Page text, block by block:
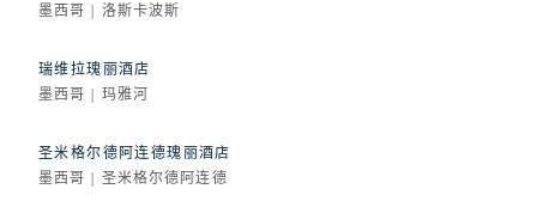
墨西哥 | 洛斯卡波斯
瑞维拉瑰丽酒店
墨西哥 | 玛雅河
圣米格尔德阿连德瑰丽酒店
墨西哥 | 圣米格尔德阿连德